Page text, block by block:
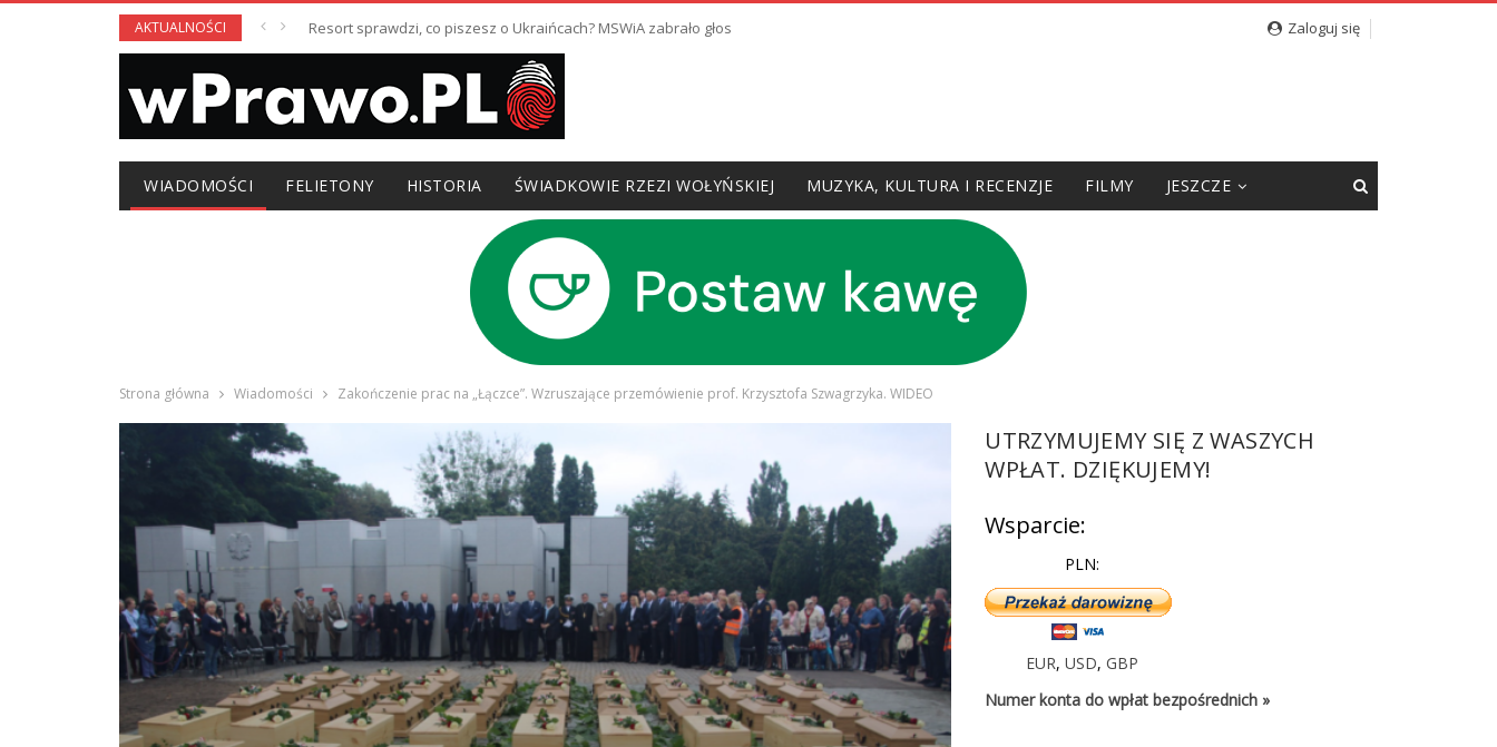
AKTUALNOŚCI Resort sprawdzi, co piszesz o Ukraińcach? MSWiA zabrało głos Zaloguj się
WIADOMOŚCI FELIETONY HISTORIA ŚWIADKOWIE RZEZI WOŁYŃSKIEJ MUZYKA, KULTURA I RECENZJE FILMY JESZCZE
Strona główna Wiadomości Zakończenie prac na „Łączce”. Wzruszające przemówienie prof. Krzysztofa Szwagrzyka. WIDEO
UTRZYMUJEMY SIĘ Z WASZYCH
WPŁAT. DZIĘKUJEMY!
Wsparcie:
PLN:
EUR,USD,GBP
Numer konta do wpłat bezpośrednich »